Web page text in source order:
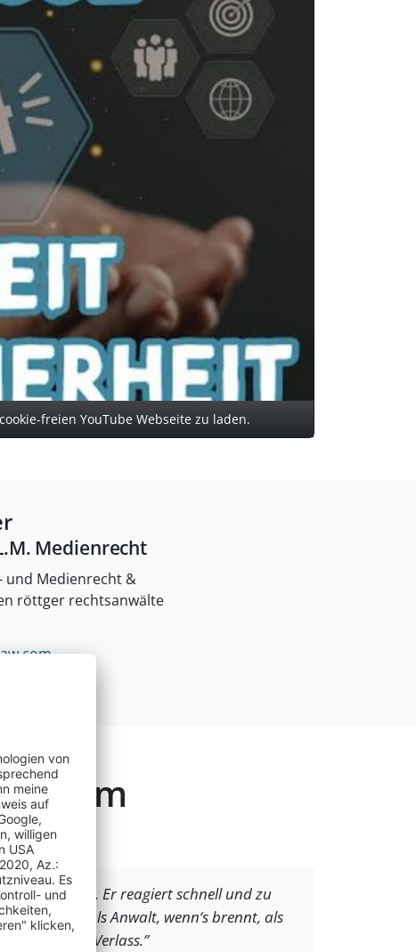
freien YouTube Webseite zu laden.
Medienrecht
und Medienrecht &
röttger rechtsanwälte
LÖSCHEN.
com
im
richtig. Er reagiert schnell und zu
Sowohl als Anwalt, wenn‘s brennt, als
Gulden ist Verlass.”